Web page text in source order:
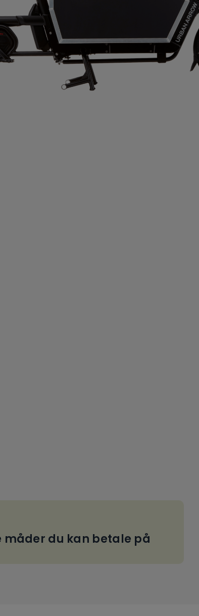
måder du kan betale på